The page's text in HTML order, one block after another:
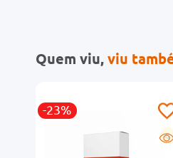
Quem viu,viu
-23%
G